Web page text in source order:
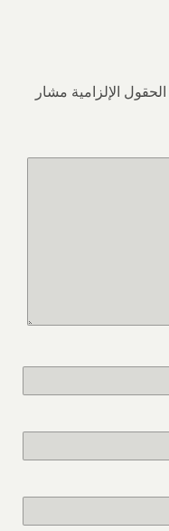
الحقول الإلزامية مشار